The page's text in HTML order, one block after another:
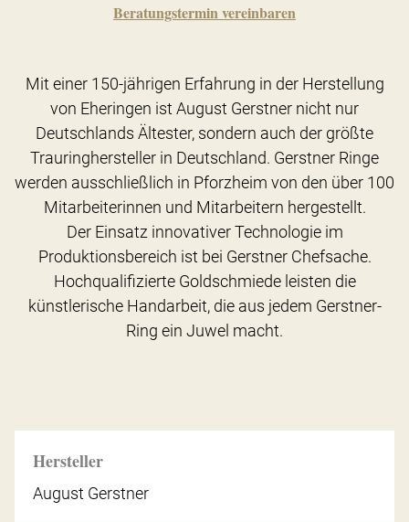
Beratungstermin vereinbaren
Hersteller
August Gerstner
Mit einer 150-jährigen Erfahrung in der Herstellung
von Eheringen ist August Gerstner nicht nur
Deutschlands Ältester, sondern auch der größte
Trauringhersteller in Deutschland. Gerstner Ringe
werden ausschließlich in Pforzheim von den über 100
Mitarbeiterinnen und Mitarbeitern hergestellt.
Der Einsatz innovativer Technologie im
Produktionsbereich ist bei Gerstner Chefsache.
Hochqualifizierte Goldschmiede leisten die
künstlerische Handarbeit, die aus jedem Gerstner-
Ring ein Juwel macht.